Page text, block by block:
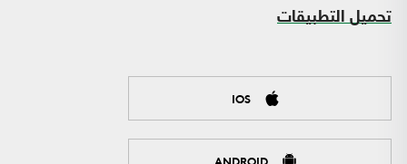
تحميل التطبيقات
IOS
ANDROID